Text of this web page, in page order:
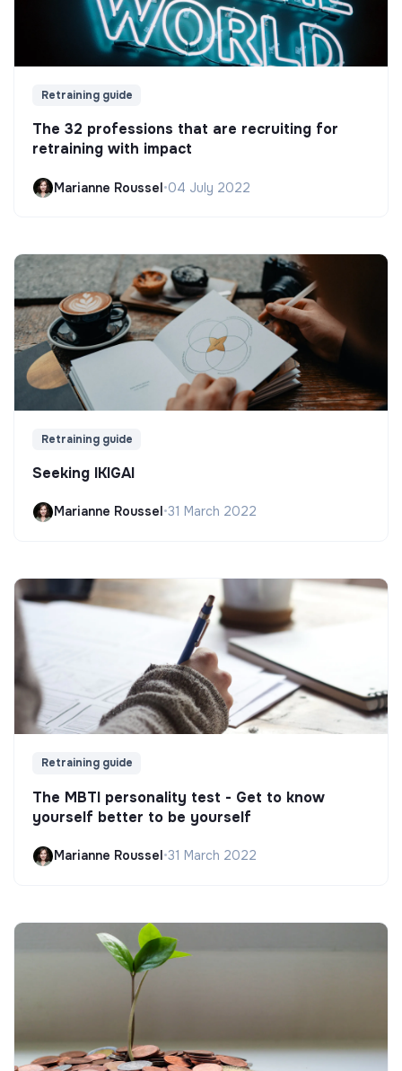
Retraining guide
The 32 professions that are recruiting for
retraining with impact
Marianne Roussel•04 July 2022
Retraining guide
Seeking IKIGAI
Marianne Roussel •31 March 2022
Retraining guide
The MBTI personality test - Get to know
yourself better to be yourself
Marianne Roussel•31 March 2022